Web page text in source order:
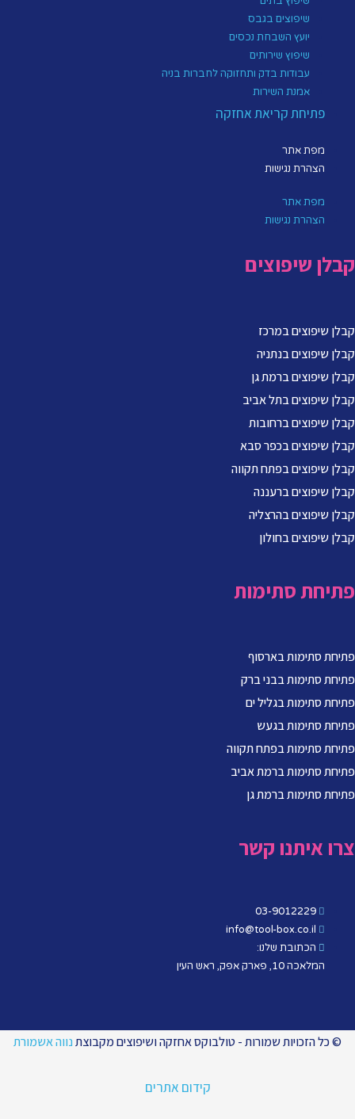
שיפוצים בגבס
יועץ השבחת נכסים
שיפוץ שירותים
עבודות בדק ותחזוקה לחברות בניה
אמנת השירות
פתיחת קריאת אחזקה
מפת אתר
הצהרת נגישות
מפת אתר
הצהרת נגישות
קבלן שיפוצים
קבלן שיפוצים במרכז
קבלן שיפוצים בנתניה
קבלן שיפוצים ברמת גן
קבלן שיפוצים בתל אביב
קבלן שיפוצים ברחובות
קבלן שיפוצים בכפר סבא
קבלן שיפוצים בפתח תקווה
קבלן שיפוצים ברעננה
קבלן שיפוצים בהרצליה
קבלן שיפוצים בחולון
פתיחת סתימות
פתיחת סתימות בארסוף
פתיחת סתימות בבני ברק
פתיחת סתימות בגליל ים
פתיחת סתימות בגעש
פתיחת סתימות בפתח תקווה
פתיחת סתימות ברמת אביב
פתיחת סתימות ברמת גן
צרו איתנו קשר
03-9012229
info@tool-box.co.il
הכתובת שלנו:
המלאכה 10, פארק אפק, ראש העין
© כל הזכויות שמורות - טולבוקס אחזקה ושיפוצים מקבוצתנווה אשמורת
קידום אתרים